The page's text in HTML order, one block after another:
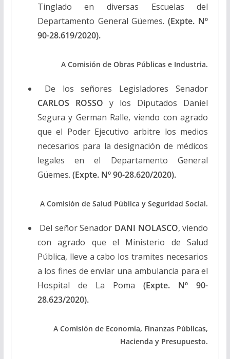
Tinglado en diversas Escuelas del
Departamento General Güemes. (Expte. Nº
90-28.619/2020).
A Comisión de Obras Públicas e Industria.
De los señores Legisladores Senador
CARLOS ROSSO y los Diputados Daniel
Segura y German Ralle, viendo con agrado
que el Poder Ejecutivo arbitre los medios
necesarios para la designación de médicos
legales en el Departamento General
Güemes. (Expte. Nº 90-28.620/2020).
A Comisión de Salud Pública y Seguridad Social.
Del señor Senador DANI NOLASCO, viendo
con agrado que el Ministerio de Salud
Pública, lleve a cabo los tramites necesarios
a los fines de enviar una ambulancia para el
Hospital de La Poma (Expte. Nº 90-
28.623/2020).
A Comisión de Economía, Finanzas Públicas,
Hacienda y Presupuesto.